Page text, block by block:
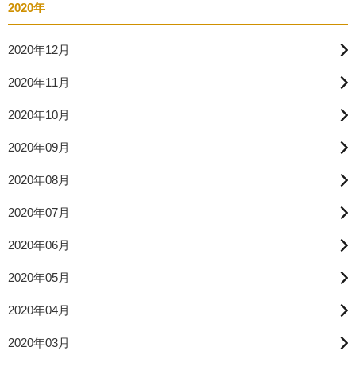
2020年
2020年12月
2020年11月
2020年10月
2020年09月
2020年08月
2020年07月
2020年06月
2020年05月
2020年04月
2020年03月